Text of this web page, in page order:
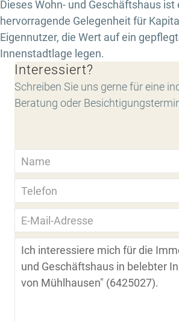
Dieses Wohn- und Geschäftshaus ist
hervorragende Gelegenheit für
Eigennutzer, die Wert auf ein
Innenstadtlage legen.
Interessiert?
Schreiben Sie uns gerne für eine
Beratung oder